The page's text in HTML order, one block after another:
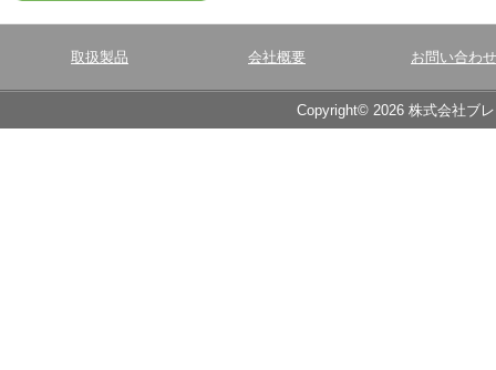
取扱製品 会社概要 お問い合わせ
Copyright© 2026 株式会社ブ